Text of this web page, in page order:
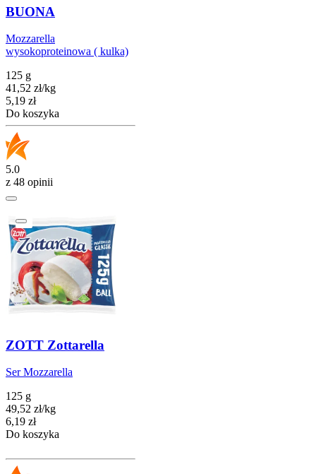
BUONA
Mozzarella
wysokoproteinowa ( kulka)
125 g
41,52 zł/kg
Cena
5,19 zł
Do koszyka
5.0
z 48 opinii
ZOTT Zottarella
Ser Mozzarella
125 g
49,52 zł/kg
Cena
6,19 zł
Do koszyka